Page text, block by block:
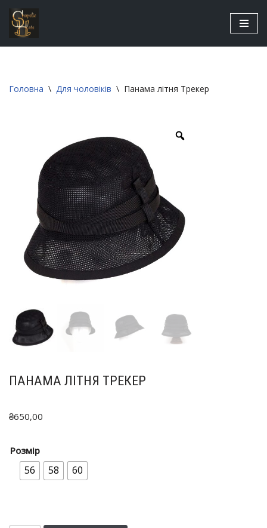
Перейти
до
Головна \ Для чоловіків \ Панама літня Трекер
ПАНАМА ЛІТНЯ ТРЕКЕР
₴650,00
Розмір
56 58 60